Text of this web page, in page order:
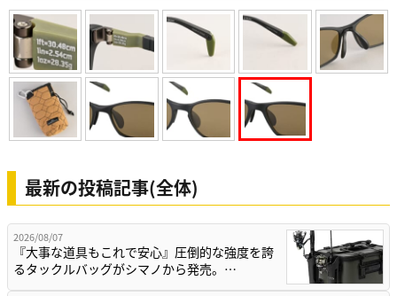
最新の投稿記事(全体)
2026/08/07
『大事な道具もこれで安心』圧倒的な強度を誇
るタックルバッグがシマノから発売。…